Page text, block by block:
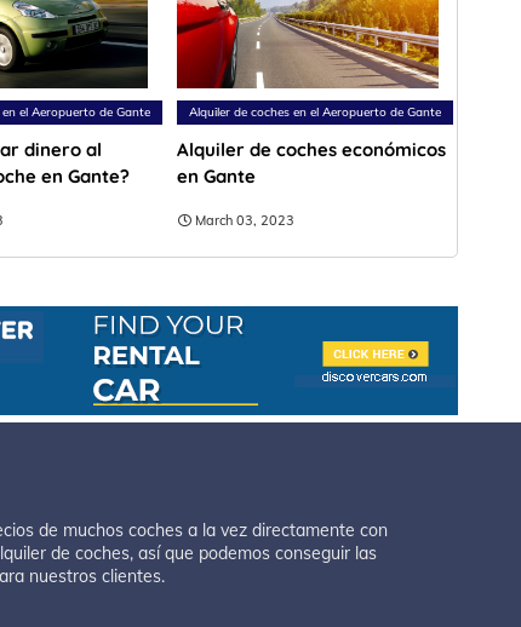
el Aeropuerto de Gante
dinero al
en Gante?
Alquiler de coches en el Aeropuerto de Gante
Alquiler de coches económicos
en Gante
March 03, 2023
de muchos coches a la vez directamente con
de coches, así que podemos conseguir las
nuestros clientes.